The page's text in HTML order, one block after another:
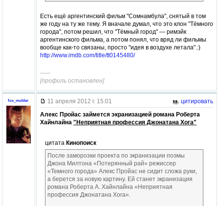
Есть ещё аргентинский фильм "Сомнамбула", снятый в том
же году на ту же тему. Я вначале думал, что это клон "Тёмного
города", потом решил, что "Тёмный город" — римэйк
аргентинского фильма, а потом понял, что вряд ли фильмы
вообще как-то связаны, просто "идея в воздухе летала".:)
http://www.imdb.com/title/tt0145480/
–––
[профиль остановлен]
fox_mulder 11 апреля 2012 г. 15:01
цитировать
Алекс Пройас займется экранизацией романа Роберта
Хайнлайна "Неприятная профессия Джонатана Хога"
цитата Кинопоиск
После заморозки проекта по экранизации поэмы
Джона Милтона «Потерянный рай» режиссер
«Темного города» Алекс Пройас не сидит сложа руки,
а берется за новую картину. Ей станет экранизация
романа Роберта А. Хайнлайна «Неприятная
профессия Джонатана Хога».